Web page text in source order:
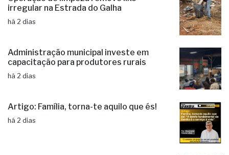
irregular na Estrada do Galha
há 2 dias
Administração municipal investe em
capacitação para produtores rurais
há 2 dias
Artigo: Família, torna-te aquilo que és!
há 2 dias